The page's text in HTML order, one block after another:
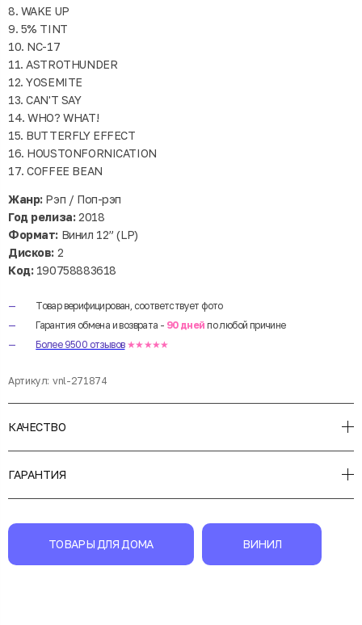
8. WAKE UP
9. 5% TINT
10. NC-17
11. ASTROTHUNDER
12. YOSEMITE
13. CAN'T SAY
14. WHO? WHAT!
15. BUTTERFLY EFFECT
16. HOUSTONFORNICATION
17. COFFEE BEAN
Жанр: Рэп / Поп-рэп
Год релиза: 2018
Формат: Винил 12” (LP)
Дисков: 2
Код:190758883618
Товар верифицирован, соответствует фото
Гарантия обмена и возврата - 90 дней по любой причине
Более 9500 отзывов ★★★★★
Артикул: vnl-271874
КАЧЕСТВО
ГАРАНТИЯ
ТОВАРЫ ДЛЯ ДОМА ВИНИЛ